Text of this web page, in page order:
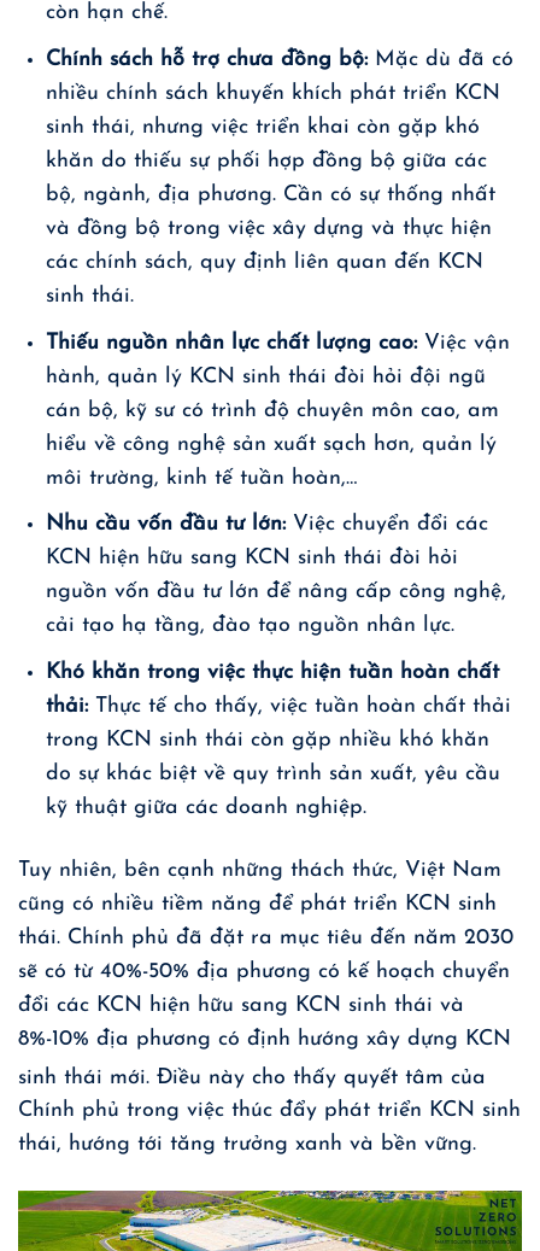
còn hạn chế.
Chính sách hỗ trợ chưa đồng bộ:Mặc dù đã có
nhiều chính sách khuyến khích phát triển KCN
sinh thái, nhưng việc triển khai còn gặp khó
khăn do thiếu sự phối hợp đồng bộ giữa các
bộ, ngành, địa phương. Cần có sự thống nhất
và đồng bộ trong việc xây dựng và thực hiện
các chính sách, quy định liên quan đến KCN
sinh thái.
Thiếu nguồn nhân lực chất lượng cao:Việc vận
hành, quản lý KCN sinh thái đòi hỏi đội ngũ
cán bộ, kỹ sư có trình độ chuyên môn cao, am
hiểu về công nghệ sản xuất sạch hơn, quản lý
môi trường, kinh tế tuần hoàn,…
Nhu cầu vốn đầu tư lớn:Việc chuyển đổi các
KCN hiện hữu sang KCN sinh thái đòi hỏi
nguồn vốn đầu tư lớn để nâng cấp công nghệ,
cải tạo hạ tầng, đào tạo nguồn nhân lực.
Khó khăn trong việc thực hiện tuần hoàn chất
thải:Thực tế cho thấy, việc tuần hoàn chất thải
trong KCN sinh thái còn gặp nhiều khó khăn
do sự khác biệt về quy trình sản xuất, yêu cầu
kỹ thuật giữa các doanh nghiệp.
Tuy nhiên, bên cạnh những thách thức, Việt Nam
cũng có nhiều tiềm năng để phát triển KCN sinh
thái. Chính phủ đã đặt ra mục tiêu đến năm 2030
sẽ có từ 40%-50% địa phương có kế hoạch chuyển
đổi các KCN hiện hữu sang KCN sinh thái và
8%-10% địa phương có định hướng xây dựng KCN
sinh thái mới. Điều này cho thấy quyết tâm của
Chính phủ trong việc thúc đẩy phát triển KCN sinh
thái, hướng tới tăng trưởng xanh và bền vững.